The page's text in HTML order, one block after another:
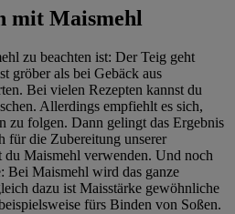
mit Maismehl
zu beachten ist: Der Teig geht
gröber als bei Gebäck aus
Bei vielen Rezepten kannst du
Allerdings empfiehlt es sich,
zu folgen. Dann gelingt das Ergebnis
für die Zubereitung unserer
du Maismehl verwenden. Und noch
Maismehl wird das ganze
dazu ist Maisstärke gewöhnliche
fürs Binden von Soßen.